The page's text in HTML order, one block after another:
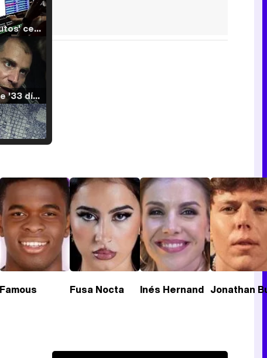
'120 Minutos' celebra sus 2.000 programas en Telemadrid con un vídeo del día a día en la redacción
Tráiler de '33 días', la nueva serie de Atresplayer con Julián Villagrán y José Manuel Poga
Tráiler de la tercera temporada de 'The Walking Dead: Dead City' de AMC+
Famous Fusa Nocta Inés Hernand Jonathan